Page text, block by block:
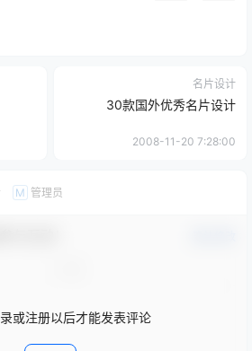
名片设计
30款国外优秀名片设计
2008-11-20 7:28:00
M 管理员
或注册以后才能发表评论